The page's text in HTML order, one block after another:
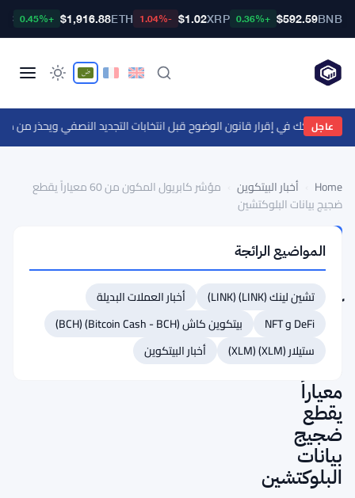
BNB
$592.59
+0.36%
XRP
$1.02
-1.04%
ETH
$1,916.88
+0.45%
عاجل
Home أخبار البيتكوين
مؤشر كابريول المكون من 60 معياراً يقطع
ضجيج بيانات البلوكتشين
البيتكوين
مؤشر
كابريول
المكون
معياراً
يقطع
ضجيج
بيانات
البلوكتشين
المواضيع الرائجة
تشين لينك (LINK) (LINK)
أخبار العملات البديلة
DeFi و NFT
بيتكوين كاش (Bitcoin Cash - BCH) (BCH)
ستيلار (XLM) (XLM)
أخبار البيتكوين